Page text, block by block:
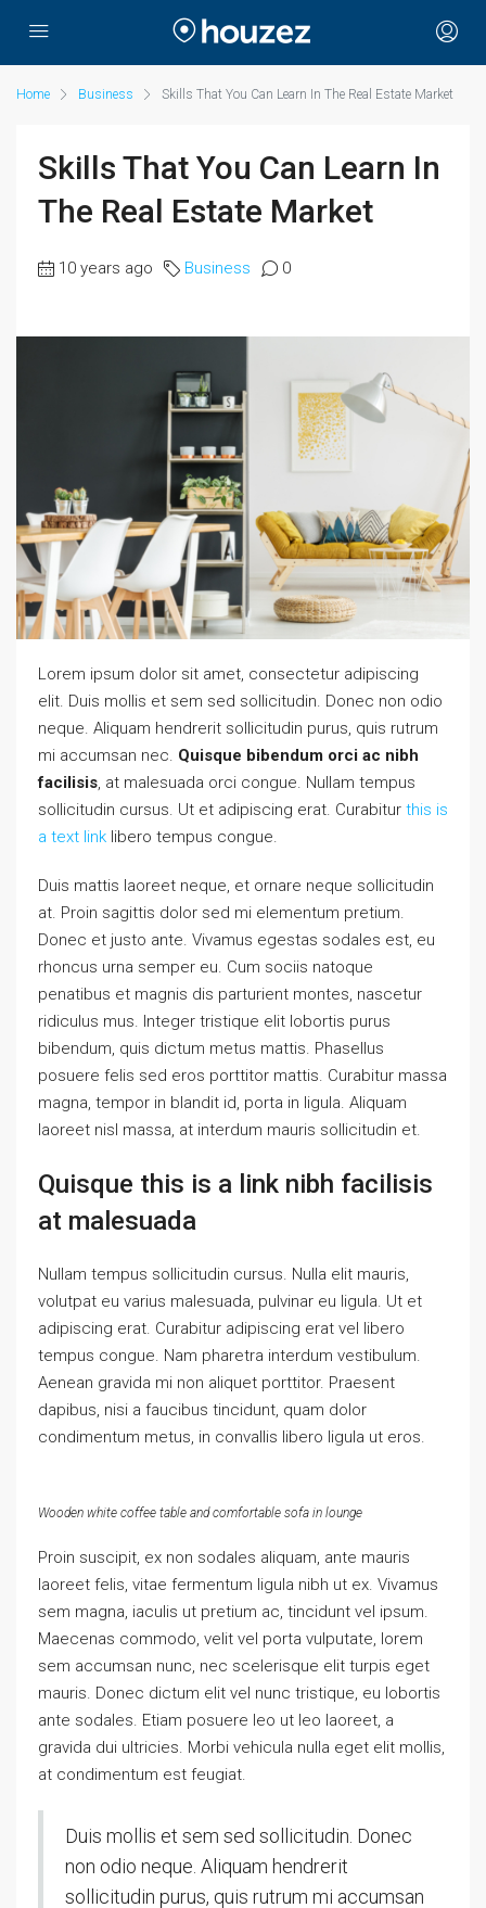
Home Business Skills That You Can Learn In The Real Estate Market
Skills That You Can Learn In
The Real Estate Market
10 years ago Business 0
Lorem ipsum dolor sit amet, consectetur adipiscing
elit. Duis mollis et sem sed sollicitudin. Donec non odio
neque. Aliquam hendrerit sollicitudin purus, quis rutrum
mi accumsan nec. Quisque bibendum orci ac nibh
facilisis, at malesuada orci congue. Nullam tempus
sollicitudin cursus. Ut et adipiscing erat. Curabitur this is
a text link libero tempus congue.
Duis mattis laoreet neque, et ornare neque sollicitudin
at. Proin sagittis dolor sed mi elementum pretium.
Donec et justo ante. Vivamus egestas sodales est, eu
rhoncus urna semper eu. Cum sociis natoque
penatibus et magnis dis parturient montes, nascetur
ridiculus mus. Integer tristique elit lobortis purus
bibendum, quis dictum metus mattis. Phasellus
posuere felis sed eros porttitor mattis. Curabitur massa
magna, tempor in blandit id, porta in ligula. Aliquam
laoreet nisl massa, at interdum mauris sollicitudin et.
Quisque this is a link nibh facilisis
at malesuada
Nullam tempus sollicitudin cursus. Nulla elit mauris,
volutpat eu varius malesuada, pulvinar eu ligula. Ut et
adipiscing erat. Curabitur adipiscing erat vel libero
tempus congue. Nam pharetra interdum vestibulum.
Aenean gravida mi non aliquet porttitor. Praesent
dapibus, nisi a faucibus tincidunt, quam dolor
condimentum metus, in convallis libero ligula ut eros.
Wooden white coffee table and comfortable sofa in lounge
Proin suscipit, ex non sodales aliquam, ante mauris
laoreet felis, vitae fermentum ligula nibh ut ex. Vivamus
sem magna, iaculis ut pretium ac, tincidunt vel ipsum.
Maecenas commodo, velit vel porta vulputate, lorem
sem accumsan nunc, nec scelerisque elit turpis eget
mauris. Donec dictum elit vel nunc tristique, eu lobortis
ante sodales. Etiam posuere leo ut leo laoreet, a
gravida dui ultricies. Morbi vehicula nulla eget elit mollis,
at condimentum est feugiat.
Duis mollis et sem sed sollicitudin. Donec
non odio neque. Aliquam hendrerit
sollicitudin purus, quis rutrum mi accumsan